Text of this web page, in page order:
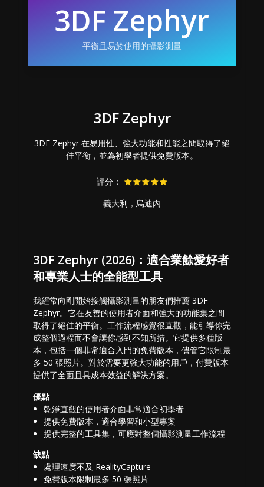
3DF Zephyr
平衡且易於使用的攝影測量
3DF Zephyr
3DF Zephyr 在易用性、強大功能和性能之間取得了絕
佳平衡，並為初學者提供免費版本。
評分：
義大利，烏迪內
3DF Zephyr (2026)：適合業餘愛好者
和專業人士的全能型工具
我經常向剛開始接觸攝影測量的朋友們推薦 3DF
Zephyr。它在友善的使用者介面和強大的功能集之間
取得了絕佳的平衡。工作流程感覺很直觀，能引導你完
成整個過程而不會讓你感到不知所措。它提供多種版
本，包括一個非常適合入門的免費版本，儘管它限制最
多 50 張照片。對於需要更強大功能的用戶，付費版本
提供了全面且具成本效益的解決方案。
優點
乾淨直觀的使用者介面非常適合初學者
提供免費版本，適合學習和小型專案
提供完整的工具集，可應對整個攝影測量工作流程
缺點
處理速度不及 RealityCapture
免費版本限制最多 50 張照片